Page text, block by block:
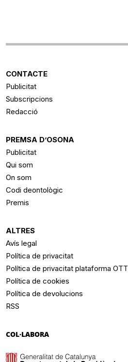
CONTACTE
Publicitat
Subscripcions
Redacció
PREMSA D’OSONA
Publicitat
Qui som
On som
Codi deontològic
Premis
ALTRES
Avís legal
Política de privacitat
Política de privacitat plataforma OTT
Política de cookies
Política de devolucions
RSS
COL·LABORA